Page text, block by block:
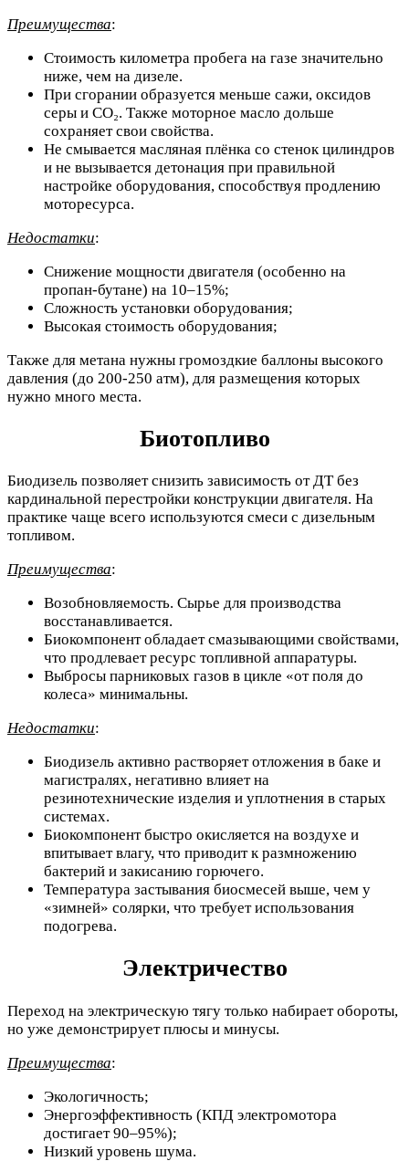
Преимущества:
Стоимость километра пробега на газе значительно
ниже, чем на дизеле.
При сгорании образуется меньше сажи, оксидов
серы и CO₂. Также моторное масло дольше
сохраняет свои свойства.
Не смывается масляная плёнка со стенок цилиндров
и не вызывается детонация при правильной
настройке оборудования, способствуя продлению
моторесурса.
Недостатки:
Снижение мощности двигателя (особенно на
пропан-бутане) на 10–15%;
Сложность установки оборудования;
Высокая стоимость оборудования;
Также для метана нужны громоздкие баллоны высокого
давления (до 200-250 атм), для размещения которых
нужно много места.
Биотопливо
Биодизель позволяет снизить зависимость от ДТ без
кардинальной перестройки конструкции двигателя. На
практике чаще всего используются смеси с дизельным
топливом.
Преимущества:
Возобновляемость. Сырье для производства
восстанавливается.
Биокомпонент обладает смазывающими свойствами,
что продлевает ресурс топливной аппаратуры.
Выбросы парниковых газов в цикле «от поля до
колеса» минимальны.
Недостатки:
Биодизель активно растворяет отложения в баке и
магистралях, негативно влияет на
резинотехнические изделия и уплотнения в старых
системах.
Биокомпонент быстро окисляется на воздухе и
впитывает влагу, что приводит к размножению
бактерий и закисанию горючего.
Температура застывания биосмесей выше, чем у
«зимней» солярки, что требует использования
подогрева.
Электричество
Переход на электрическую тягу только набирает обороты,
но уже демонстрирует плюсы и минусы.
Преимущества:
Экологичность;
Энергоэффективность (КПД электромотора
достигает 90–95%);
Низкий уровень шума.